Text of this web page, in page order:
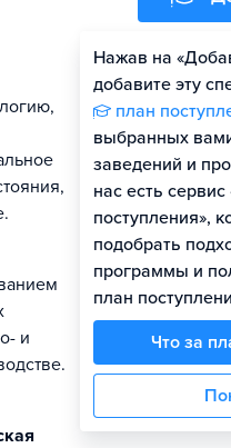
и
Нажав на
добавите эту
план
выбранных
заведений и
нас есть
поступления»,
подобрать
программы и
план
Что за